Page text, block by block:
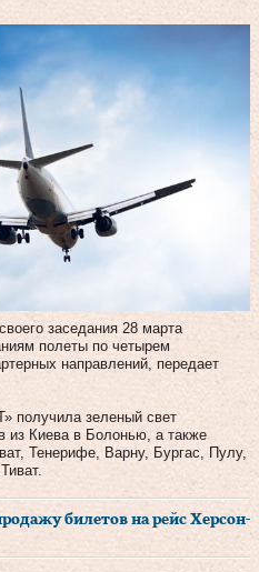
заседания 28 марта
полеты по четырем
направлений, передает
получила зеленый свет
из Киева в Болонью, а также
Тенерифе, Варну, Бургас, Пулу,
билетов на рейс Херсон-